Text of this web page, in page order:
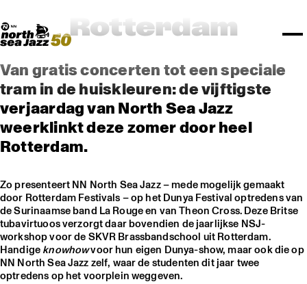
PRAKTISCH
Plattegrond
NSJ50
SPOTIFY PLAYLISTEN
PARTNERS
FESTIVAL PARTNERS
TTEP
UNICEF
KPN
MEDIA PARTNERS
OVERIGE PARTNERS
Rotterdam Festivals
STËLZ
Rotterdam Tourist Information
North Sea Round Town
I love my ears
OVER NSJ
ALGEMEEN
ROTTERDAM
Merchandise
Spotify playlisten
North Sea Jazz video archief
CURACAO
PROJECTS
Rockit Festival
Boy Edgar Prijs
Mojo Jazz mailing
AGENDA
Rotterdam
Van gratis concerten tot een speciale
tram in de huiskleuren: de vijftigste
verjaardag van North Sea Jazz
weerklinkt deze zomer door heel
Rotterdam.
Zo presenteert NN North Sea Jazz – mede mogelijk gemaakt
door Rotterdam Festivals – op het Dunya Festival optredens van
de Surinaamse band La Rouge en van Theon Cross. Deze Britse
tubavirtuoos verzorgt daar bovendien de jaarlijkse NSJ-
workshop voor de SKVR Brassbandschool uit Rotterdam.
Handigeknowhowvoor hun eigen Dunya-show, maar ook die op
NN North Sea Jazz zelf, waar de studenten dit jaar twee
optredens op het voorplein weggeven.